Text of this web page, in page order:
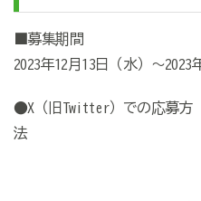
■募集期間
2023年12月13日（水）～
●X（旧 Twitter）での応募方